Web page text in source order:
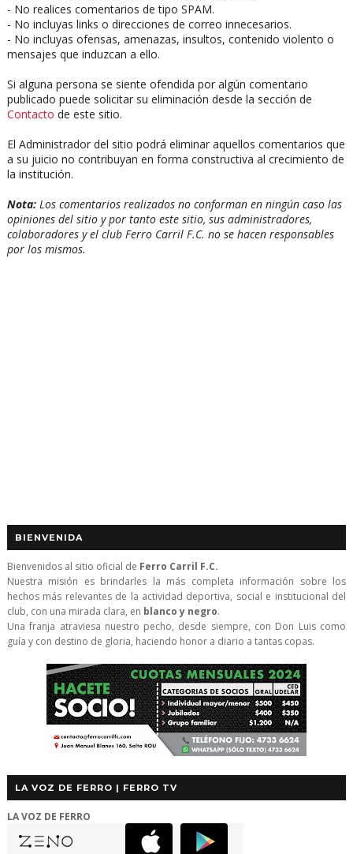
- No realices comentarios de tipo SPAM.
- No incluyas links o direcciones de correo innecesarios.
- No incluyas ofensas, amenazas, insultos, contenido violento o
mensajes que induzcan a ello.
Si alguna persona se siente ofendida por algún comentario
publicado puede solicitar su eliminación desde la sección de
Contacto de este sitio.
El Administrador del sitio podrá eliminar aquellos comentarios que
a su juicio no contribuyan en forma constructiva al crecimiento de
la institución.
Nota:Los comentarios realizados no conforman en ningún caso las
opiniones del sitio y por tanto este sitio, sus administradores,
colaboradores y el club Ferro Carril F.C. no se hacen responsables
por los mismos.
BIENVENIDA
Bienvenidos al sitio oficial de Ferro Carril F.C.
Nuestra misión es brindarles la más completa información sobre los
hechos más relevantes de la actividad deportiva, social e institucional del
club, con una mirada clara, en blanco y negro.
Una franja atraviesa nuestro pecho, desde siempre, con Don Luis como
guía y con destino de gloria, haciendo honor a diario a tantas copas.
LA VOZ DE FERRO | FERRO TV
LA VOZ DE FERRO